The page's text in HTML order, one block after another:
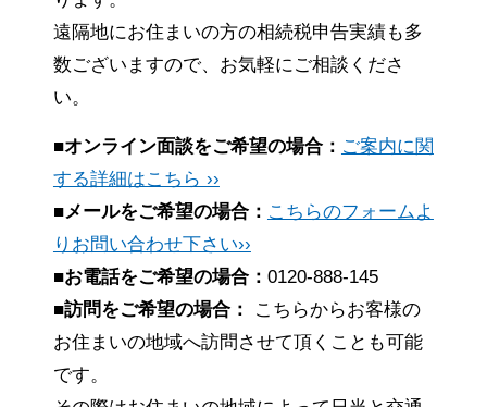
遠隔地にお住まいの方の相続税申告実績も多
数ございますので、お気軽にご相談くださ
い。
■オンライン面談をご希望の場合： ご案内に関
する詳細はこちら ››
■メールをご希望の場合： こちらのフォームよ
りお問い合わせ下さい››
■お電話をご希望の場合： 0120-888-145
■訪問をご希望の場合：
こちらからお客様の
お住まいの地域へ訪問させて頂くことも可能
です。